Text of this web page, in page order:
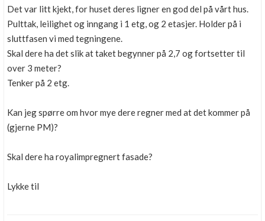
Det var litt kjekt, for huset deres ligner en god del på vårt hus.
Pulttak, leilighet og inngang i 1 etg, og 2 etasjer. Holder på i
sluttfasen vi med tegningene.
Skal dere ha det slik at taket begynner på 2,7 og fortsetter til
over 3 meter?
Tenker på 2 etg.
Kan jeg spørre om hvor mye dere regner med at det kommer på
(gjerne PM)?
Skal dere ha royalimpregnert fasade?
Lykke til